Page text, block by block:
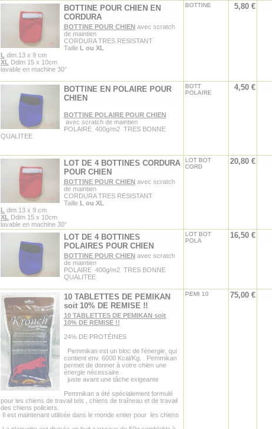
BOTTINE POUR CHIEN EN
CORDURA
BOTTINE POUR CHIEN avec scratch
de maintien
CORDURA TRES RESISTANT
Taille L ou XL
L dim.13 x 9 cm
XL
Ddim 15 x 10cm
lavable en machine 30°
BOTTINE 5,80 €
BOTTINE EN POLAIRE POUR
CHIEN
BOTTINE POLAIRE POUR CHIEN
avec scratch de maintien
POLAIRE 400g/m2 TRES BONNE
QUALITEE
BOTT
POLAIRE
4,50 €
LOT DE 4 BOTTINES CORDURA
POUR CHIEN
BOTTINE POUR CHIEN avec scratch
de maintien
CORDURA TRES RESISTANT
Taille L ou XL
L dim.13 x 9 cm
XL
Ddim 15 x 10cm
lavable en machine 30°
LOT BOT
CORD
20,80 €
LOT DE 4 BOTTINES
POLAIRES POUR CHIEN
BOTTINE POUR CHIEN avec scratch
de maintien
POLAIRE 400g/m2 TRES BONNE
QUALITEE
LOT BOT
POLA
16,50 €
10 TABLETTES DE PEMIKAN
soit 10% DE REMISE !!
10 TABLETTES DE PEMIKAN soit
10% DE REMISE !!
24% DE PROTÉINES
Pemmikan est un bloc de l'énergie, qui
contient env. 6000 Kcal/Kg.
. Pemmikan
permet de donner à votre chien une
énergie nécessaire
juste avant une tâche exigeante
Pemmikan a été spécialement formulé
pour les chiens de travail tels , chiens de traîneau et de travail
des chiens policiers.
Il est maintenant utilisée dans le monde entier pour les chiens
PEMI 10 75,00 €